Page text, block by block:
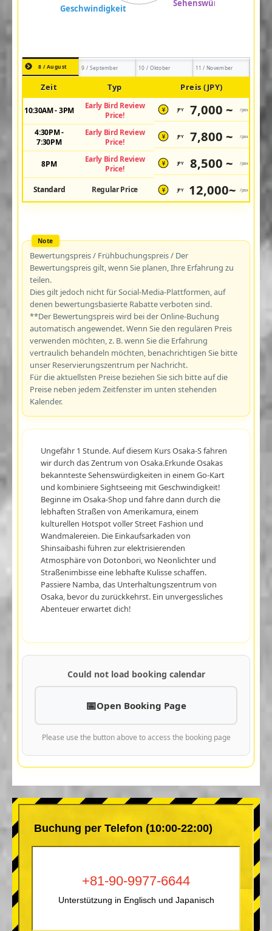
8 / August 9 / September 10 / Oktober 11 / November
Zeit Typ Preis (JPY)
10:30AM - 3PM
Early Bird Review
Price!
¥ JPY 7,000 ~ /pax
4:30PM -
7:30PM
Early Bird Review
Price!
¥ JPY 7,800 ~ /pax
8PM
Early Bird Review
Price!
¥ JPY 8,500 ~ /pax
Standard Regular Price ¥ JPY 12,000~ /pax
Bewertungspreis / Frühbuchungspreis / Der
Bewertungspreis gilt, wenn Sie planen, Ihre Erfahrung zu
teilen.
Dies gilt jedoch nicht für Social-Media-Plattformen, auf
denen bewertungsbasierte Rabatte verboten sind.
**Der Bewertungspreis wird bei der Online-Buchung
automatisch angewendet. Wenn Sie den regulären Preis
verwenden möchten, z. B. wenn Sie die Erfahrung
vertraulich behandeln möchten, benachrichtigen Sie bitte
unser Reservierungszentrum per Nachricht.
Für die aktuellsten Preise beziehen Sie sich bitte auf die
Preise neben jedem Zeitfenster im unten stehenden
Kalender.
Ungefähr 1 Stunde. Auf diesem Kurs Osaka-S fahren
wir durch das Zentrum von Osaka.Erkunde Osakas
bekannteste Sehenswürdigkeiten in einem Go-Kart
und kombiniere Sightseeing mit Geschwindigkeit!
Beginne im Osaka-Shop und fahre dann durch die
lebhaften Straßen von Amerikamura, einem
kulturellen Hotspot voller Street Fashion und
Wandmalereien. Die Einkaufsarkaden von
Shinsaibashi führen zur elektrisierenden
Atmosphäre von Dotonbori, wo Neonlichter und
Straßenimbisse eine lebhafte Kulisse schaffen.
Passiere Namba, das Unterhaltungszentrum von
Osaka, bevor du zurückkehrst. Ein unvergessliches
Abenteuer erwartet dich!
Could not load booking calendar
Open Booking Page
Please use the button above to access the booking page
Buchung per Telefon (10:00-22:00)
+81-90-9977-6644
Unterstützung in Englisch und Japanisch